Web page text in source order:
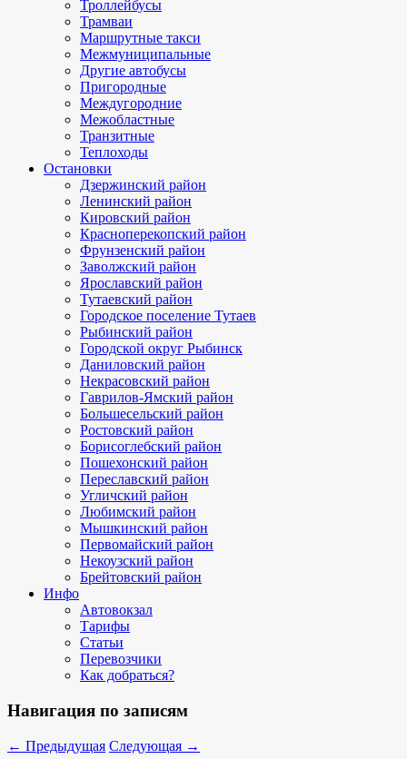
Троллейбусы
Трамваи
Маршрутные такси
Межмуниципальные
Другие автобусы
Пригородные
Междугородние
Межобластные
Транзитные
Теплоходы
Остановки
Дзержинский район
Ленинский район
Кировский район
Красноперекопский район
Фрунзенский район
Заволжский район
Ярославский район
Тутаевский район
Городское поселение Тутаев
Рыбинский район
Городской округ Рыбинск
Даниловский район
Некрасовский район
Гаврилов-Ямский район
Большесельский район
Ростовский район
Борисоглебский район
Пошехонский район
Переславский район
Угличский район
Любимский район
Мышкинский район
Первомайский район
Некоузский район
Брейтовский район
Инфо
Автовокзал
Тарифы
Статьи
Перевозчики
Как добраться?
Навигация по записям
← Предыдущая Следующая →